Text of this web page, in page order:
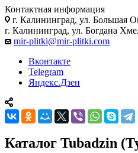
Контактная информация
г. Калининград, ул. Большая
г. Калининград, ул. Богдана
mir-plitki@mir-plitki.com
Вконтакте
Telegram
Яндекс.Дзен
Каталог Tubadzin